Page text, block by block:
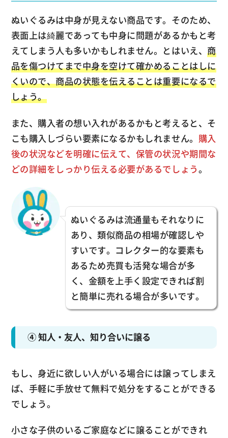
ぬいぐるみは中身が見えない商品です。そのため、
表面上は綺麗であっても中身に問題があるかもと考
えてしまう人も多いかもしれません。とはいえ、商
品を傷つけてまで中身を空けて確かめることはしに
くいので、商品の状態を伝えることは重要になるで
しょう。
また、購入者の想い入れがあるかもと考えると、そ
こも購入しづらい要素になるかもしれません。 購入
後の状況などを明確に伝えて、保管の状況や期間な
どの詳細をしっかり伝える必要があるでしょう。
ぬいぐるみは流通量もそれなりに
あり、類似商品の相場が確認しや
すいです。コレクター的な要素も
あるため売買も活発な場合が多
く、金額を上手く設定できれば割
と簡単に売れる場合が多いです。
④ 知人・友人、知り合いに譲る
もし、身近に欲しい人がいる場合には譲ってしまえ
ば、手軽に手放せて無料で処分をすることができる
でしょう。
小さな子供のいるご家庭などに譲ることができれ